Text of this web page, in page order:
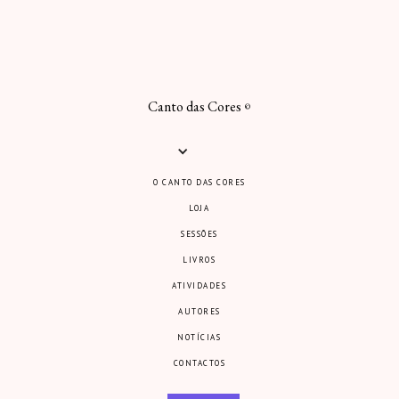
Canto das Cores ©
O CANTO DAS CORES
LOJA
SESSÕES
LIVROS
ATIVIDADES
AUTORES
NOTÍCIAS
CONTACTOS